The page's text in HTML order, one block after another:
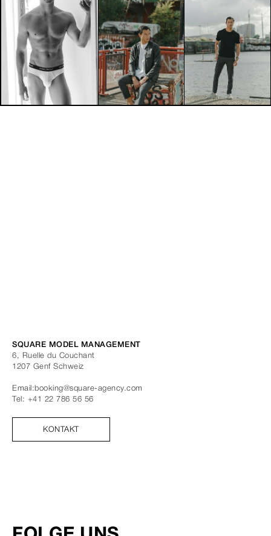
SQUARE MODEL MANAGEMENT
6, Ruelle du Couchant
1207 Genf Schweiz
Email:booking@square-agency.com
Tel: +41 22 786 56 56
KONTAKT